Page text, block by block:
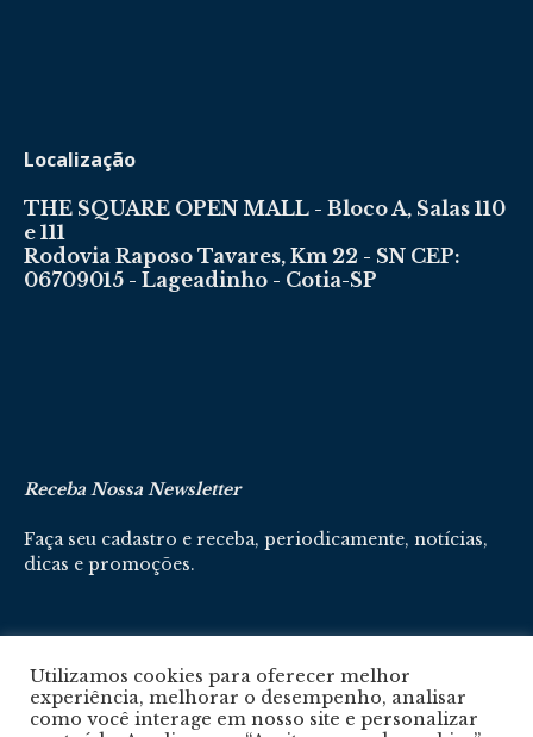
Localização
THE SQUARE OPEN MALL - Bloco A, Salas 110
e 111
Rodovia Raposo Tavares, Km 22 - SN CEP:
06709015 - Lageadinho - Cotia-SP
Receba Nossa Newsletter
Faça seu cadastro e receba, periodicamente, notícias,
dicas e promoções.
Cadastre-se aqui
Utilizamos cookies para oferecer melhor
experiência, melhorar o desempenho, analisar
como você interage em nosso site e personalizar